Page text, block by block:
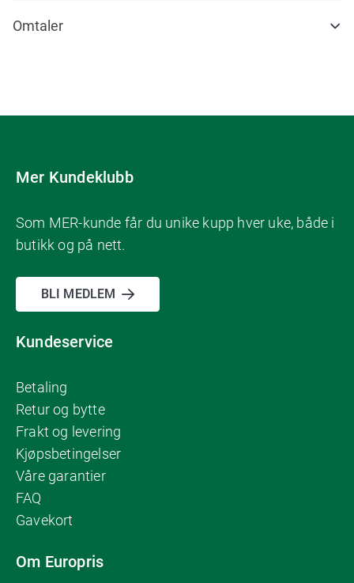
Omtaler
Mer Kundeklubb
Som MER-kunde får du unike kupp hver uke, både i
butikk og på nett.
BLI MEDLEM
Kundeservice
Betaling
Retur og bytte
Frakt og levering
Kjøpsbetingelser
Våre garantier
FAQ
Gavekort
Om Europris